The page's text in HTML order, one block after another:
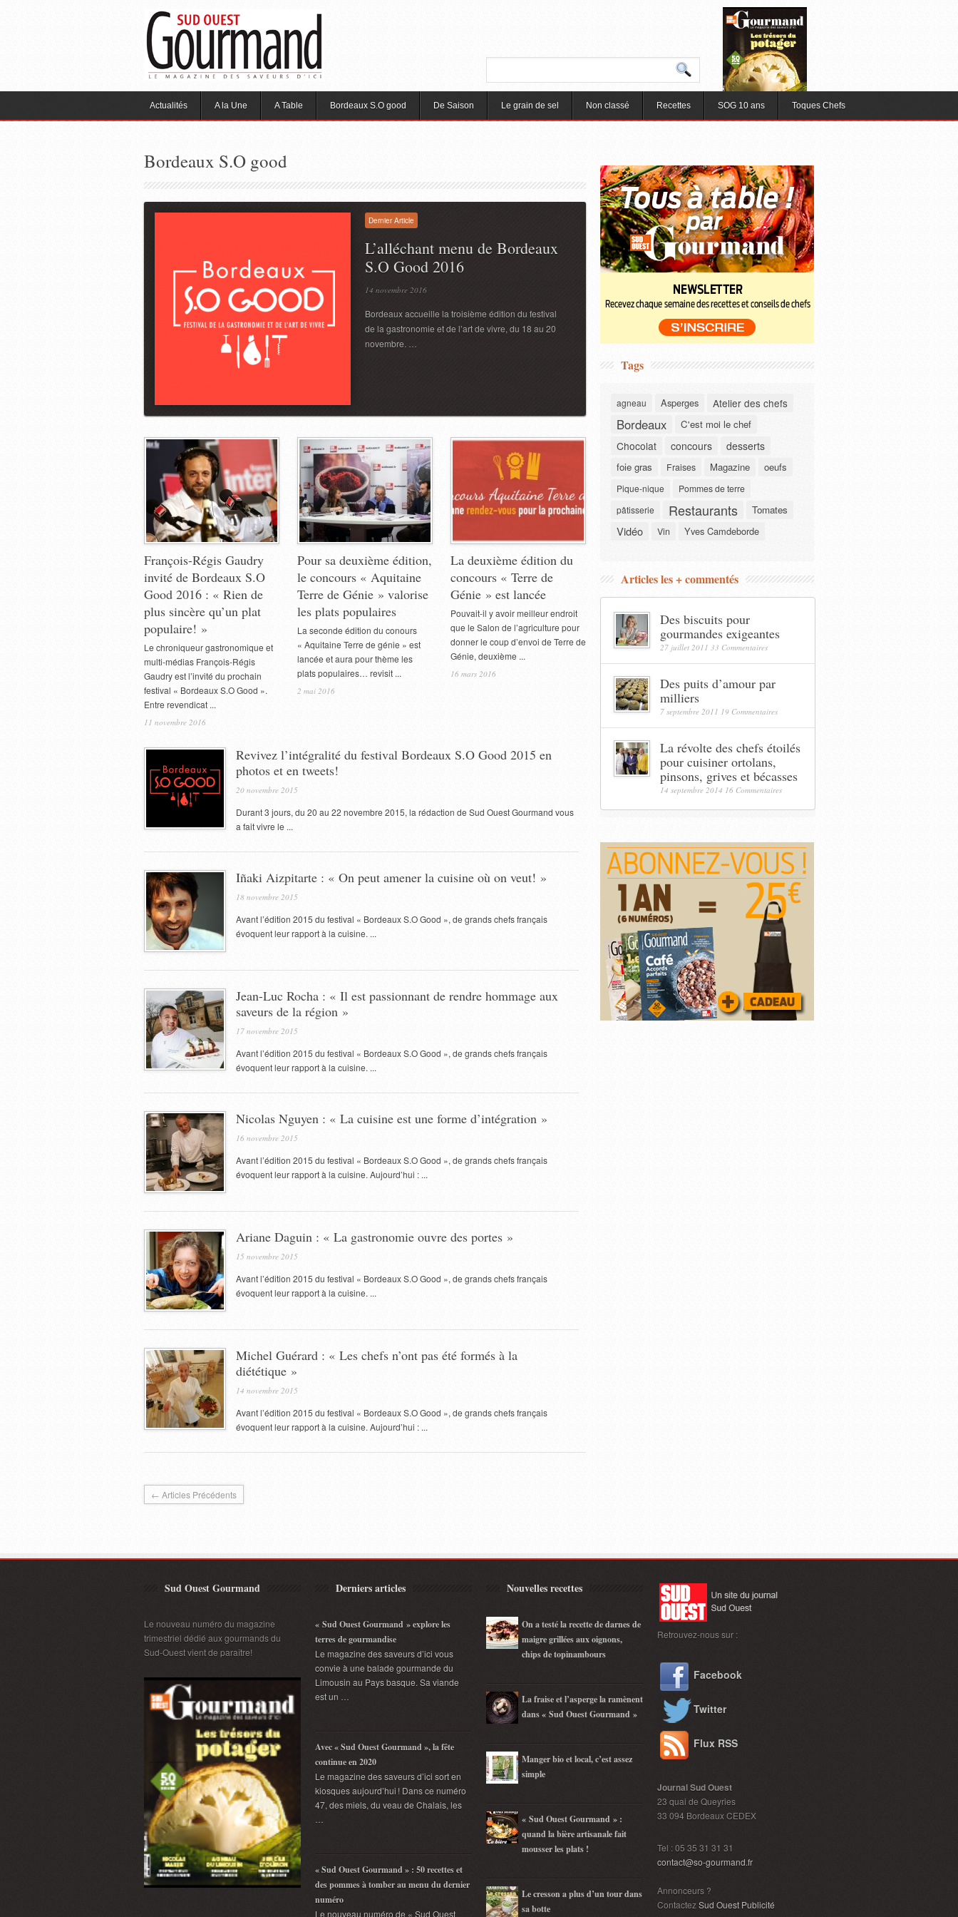
Actualités A la Une A Table Bordeaux S.O good De Saison Le grain de sel Non classé Recettes SOG 10 ans Toques Chefs
Bordeaux S.O good
Dernier Article
L’alléchant menu de Bordeaux
S.O Good 2016
14 novembre 2016
Bordeaux accueille la troisième édition du festival
de la gastronomie et de l’art de vivre, du 18 au 20
novembre. …
François-Régis Gaudry
invité de Bordeaux S.O
Good 2016 : « Rien de
plus sincère qu’un plat
populaire! »
Le chroniqueur gastronomique et
multi-médias François-Régis
Gaudry est l’invité du prochain
festival « Bordeaux S.O Good ».
Entre revendicat ...
11 novembre 2016
Pour sa deuxième édition,
le concours « Aquitaine
Terre de Génie » valorise
les plats populaires
La seconde édition du conours
« Aquitaine Terre de génie » est
lancée et aura pour thème les
plats populaires… revisit ...
2 mai 2016
La deuxième édition du
concours « Terre de
Génie » est lancée
Pouvait-il y avoir meilleur endroit
que le Salon de l’agriculture pour
donner le coup d’envoi de Terre de
Génie, deuxième ...
16 mars 2016
Revivez l’intégralité du festival Bordeaux S.O Good 2015 en
photos et en tweets!
20 novembre 2015
Durant 3 jours, du 20 au 22 novembre 2015, la rédaction de Sud Ouest Gourmand vous
a fait vivre le ...
Iñaki Aizpitarte : « On peut amener la cuisine où on veut! »
18 novembre 2015
Avant l’édition 2015 du festival « Bordeaux S.O Good », de grands chefs français
évoquent leur rapport à la cuisine. ...
Jean-Luc Rocha : « Il est passionnant de rendre hommage aux
saveurs de la région »
17 novembre 2015
Avant l’édition 2015 du festival « Bordeaux S.O Good », de grands chefs français
évoquent leur rapport à la cuisine. ...
Nicolas Nguyen : « La cuisine est une forme d’intégration »
16 novembre 2015
Avant l’édition 2015 du festival « Bordeaux S.O Good », de grands chefs français
évoquent leur rapport à la cuisine. Aujourd’hui : ...
Ariane Daguin : « La gastronomie ouvre des portes »
15 novembre 2015
Avant l’édition 2015 du festival « Bordeaux S.O Good », de grands chefs français
évoquent leur rapport à la cuisine. ...
Michel Guérard : « Les chefs n’ont pas été formés à la
diététique »
14 novembre 2015
Avant l’édition 2015 du festival « Bordeaux S.O Good », de grands chefs français
évoquent leur rapport à la cuisine. Aujourd’hui : ...
← Articles Précédents
Tags
agneau Asperges Atelier des chefs
Bordeaux C'est moi le chef
Chocolat concours desserts
foie gras Fraises Magazine oeufs
Pique-nique
Pommes de terre
pâtisserie
Restaurants Tomates
Vidéo Vin Yves Camdeborde
Articles les + commentés
Des biscuits pour
gourmandes exigeantes
27 juillet 2011 33 Commentaires
Des puits d’amour par
milliers
7 septembre 2011 19 Commentaires
La révolte des chefs étoilés
pour cuisiner ortolans,
pinsons, grives et bécasses
14 septembre 2014 16 Commentaires
Sud Ouest Gourmand
Le nouveau numéro du magazine
trimestriel dédié aux gourmands du
Sud-Ouest vient de paraître!
Derniers articles
« Sud Ouest Gourmand » explore les
terres de gourmandise
Le magazine des saveurs d’ici vous
convie à une balade gourmande du
Limousin au Pays basque. Sa viande
est un …
Avec « Sud Ouest Gourmand », la fête
continue en 2020
Le magazine des saveurs d’ici sort en
kiosques aujourd’hui ! Dans ce numéro
47, des miels, du veau de Chalais, les
…
« Sud Ouest Gourmand » : 50 recettes et
des pommes à tomber au menu du dernier
numéro
Le nouveau numéro de « Sud Ouest
Nouvelles recettes
On a testé la recette de darnes de
maigre grillées aux oignons,
chips de topinambours
La fraise et l’asperge la ramènent
dans « Sud Ouest Gourmand »
Manger bio et local, c’est assez
simple
« Sud Ouest Gourmand » :
quand la bière artisanale fait
mousser les plats !
Le cresson a plus d’un tour dans
sa botte
Retrouvez-nous sur :
Facebook
Twitter
Flux RSS
Journal Sud Ouest
23 quai de Queyries
33 094 Bordeaux CEDEX
Tel : 05 35 31 31 31
contact@so-gourmand.fr
Annonceurs ?
ContactezSud Ouest Publicité